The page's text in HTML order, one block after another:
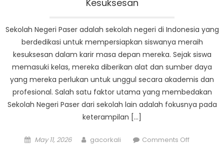
Kesuksesan
Sekolah Negeri Paser adalah sekolah negeri di Indonesia yang
berdedikasi untuk mempersiapkan siswanya meraih
kesuksesan dalam karir masa depan mereka. Sejak siswa
memasuki kelas, mereka diberikan alat dan sumber daya
yang mereka perlukan untuk unggul secara akademis dan
profesional. Salah satu faktor utama yang membedakan
Sekolah Negeri Paser dari sekolah lain adalah fokusnya pada
keterampilan […]
Posted
May 11, 2026 Author
gacorkali Comments Offon